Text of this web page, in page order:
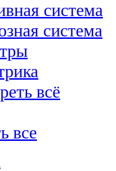
система
система
всё
все